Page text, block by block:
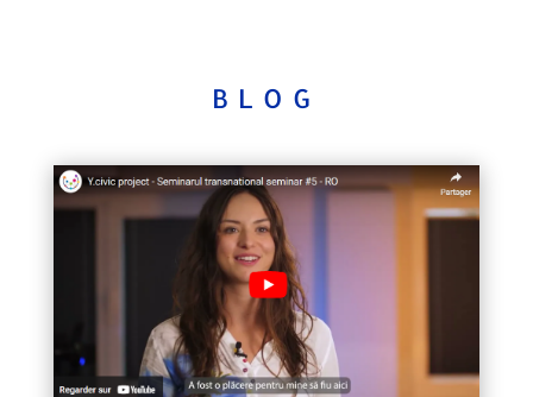
BLOG